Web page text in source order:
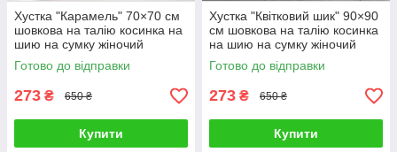
Хустка "Карамель" 70×70 см
шовкова на талію косинка на
шию на сумку жіночий
атласний шаль з принтом
шовк-армані
Готово до відправки
273 ₴ 650 ₴
Купити
Хустка "Квітковий шик" 90×90
см шовкова на талію косинка
на шию на сумку жіночий
атласний з квітковим принтом
шовк-армані
Готово до відправки
273 ₴ 650 ₴
Купити